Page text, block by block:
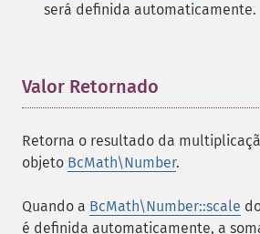
será definida automaticamente.
Valor Retornado
Retorna o resultado da
objeto BcMath\Number.
Quando a BcMath\Number::scale
é definida automaticamente, a